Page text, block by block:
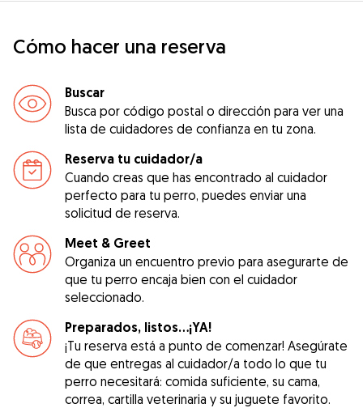
Cómo hacer una reserva
Buscar
Busca por código postal o dirección para ver una
lista de cuidadores de confianza en tu zona.
Reserva tu cuidador/a
Cuando creas que has encontrado al cuidador
perfecto para tu perro, puedes enviar una
solicitud de reserva.
Meet & Greet
Organiza un encuentro previo para asegurarte de
que tu perro encaja bien con el cuidador
seleccionado.
Preparados, listos...¡YA!
¡Tu reserva está a punto de comenzar! Asegúrate
de que entregas al cuidador/a todo lo que tu
perro necesitará: comida suficiente, su cama,
correa, cartilla veterinaria y su juguete favorito.